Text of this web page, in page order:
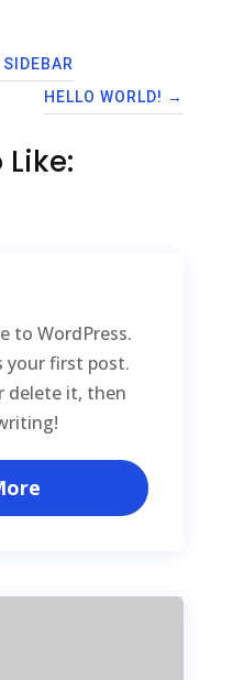
HELLO WORLD! →
to WordPress.
your first post.
delete it, then